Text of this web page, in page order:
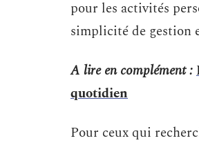
pour les activités
simplicité de gestion
A lire en complément :
quotidien
Pour ceux qui